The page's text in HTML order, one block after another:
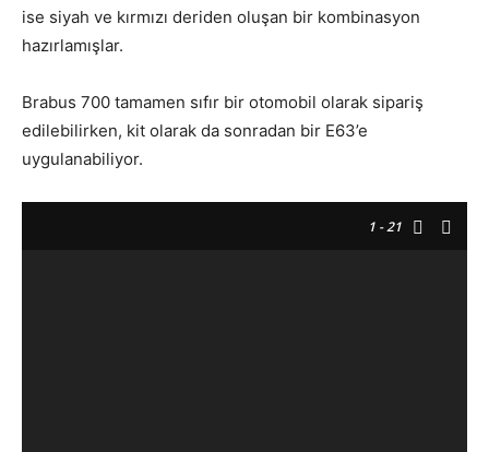
ise siyah ve kırmızı deriden oluşan bir kombinasyon
hazırlamışlar.
Brabus 700 tamamen sıfır bir otomobil olarak sipariş
edilebilirken, kit olarak da sonradan bir E63’e
uygulanabiliyor.
1 - 21